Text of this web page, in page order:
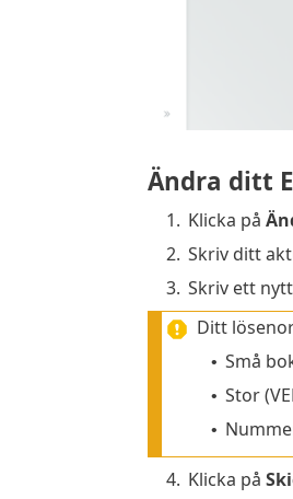
Ändra ditt
1. Klicka på
2. Skriv ditt
3. Skriv ett
Ditt
• Små
• Stor
•
4. Klicka på